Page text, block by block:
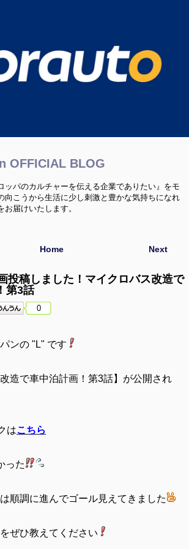
OFFICIAL BLOG
ッパのカルチャーを伝える企業でありたい』をモ
向こうから生活に少し刺激と豊かな気持ちになれ
届けいたします。
Next
Home
投稿しました！マイクロバス改造で
第3話
0
ンの "L" です
改造で車中泊計画！第3話】が公開され
はこちら
った
順調に進んでゴール見えてきました
ぜひ教えてください